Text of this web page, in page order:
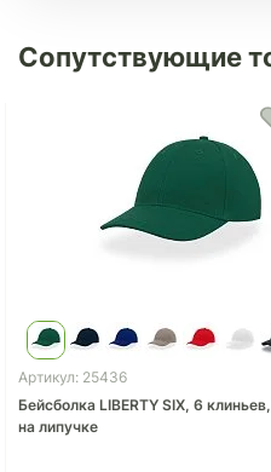
Сопутствующие
Артикул: 25436
Бейсболка LIBERTY SIX, 6
на липучке